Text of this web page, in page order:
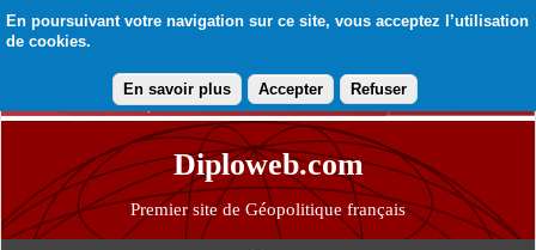
En poursuivant votre navigation sur ce site, vous acceptez l’utilisation
de cookies.
En savoir plus Accepter Refuser
Diploweb.com
Premier site de Géopolitique français